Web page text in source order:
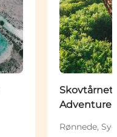
Skovtårnet
Adventure
Rønnede,